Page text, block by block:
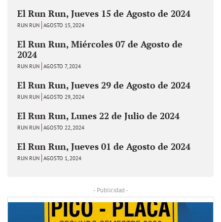
El Run Run, Jueves 15 de Agosto de 2024
RUN RUN AGOSTO 15, 2024
El Run Run, Miércoles 07 de Agosto de
2024
RUN RUN AGOSTO 7, 2024
El Run Run, Jueves 29 de Agosto de 2024
RUN RUN AGOSTO 29, 2024
El Run Run, Lunes 22 de Julio de 2024
RUN RUN AGOSTO 22, 2024
El Run Run, Jueves 01 de Agosto de 2024
RUN RUN AGOSTO 1, 2024
- Publicidad -